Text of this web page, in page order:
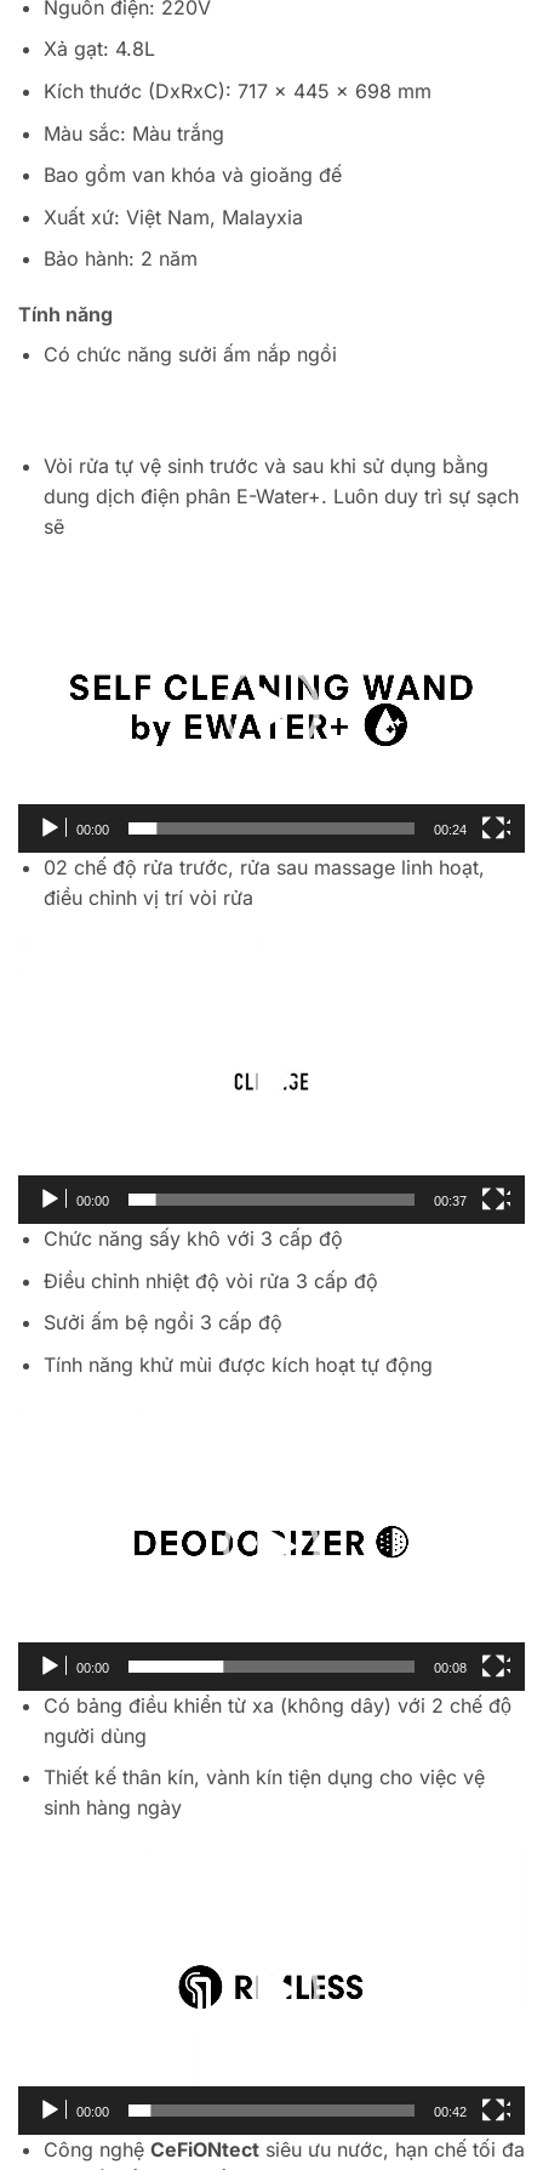
Nguồn điện: 220V
Xả gạt: 4.8L
Kích thước (DxRxC): 717 x 445 x 698 mm
Màu sắc: Màu trắng
Bao gồm van khóa và gioăng đế
Xuất xứ: Việt Nam, Malayxia
Bảo hành: 2 năm
Tính năng
Có chức năng sưởi ấm nắp ngồi
Vòi rửa tự vệ sinh trước và sau khi sử dụng bằng
dung dịch điện phân E-Water+. Luôn duy trì sự sạch
sẽ
00:00 00:24
02 chế độ rửa trước, rửa sau massage linh hoạt,
điều chỉnh vị trí vòi rửa
00:00 00:37
Chức năng sấy khô với 3 cấp độ
Điều chỉnh nhiệt độ vòi rửa 3 cấp độ
Sưởi ấm bệ ngồi 3 cấp độ
Tính năng khử mùi được kích hoạt tự động
00:00 00:08
Có bảng điều khiển từ xa (không dây) với 2 chế độ
người dùng
Thiết kế thân kín, vành kín tiện dụng cho việc vệ
sinh hàng ngày
00:00 00:42
Công nghệ CeFiONtectsiêu ưu nước, hạn chế tối đa